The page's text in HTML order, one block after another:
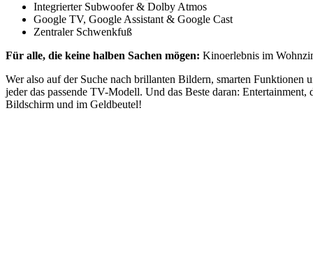
Integrierter Subwoofer & Dolby Atmos
Google TV, Google Assistant & Google Cast
Zentraler Schwenkfuß
Für alle, die keine halben Sachen mögen: Kinoerlebnis im
Wer also auf der Suche nach brillanten Bildern, smarten
jeder das passende TV-Modell. Und das Beste daran:
Bildschirm und im Geldbeutel!